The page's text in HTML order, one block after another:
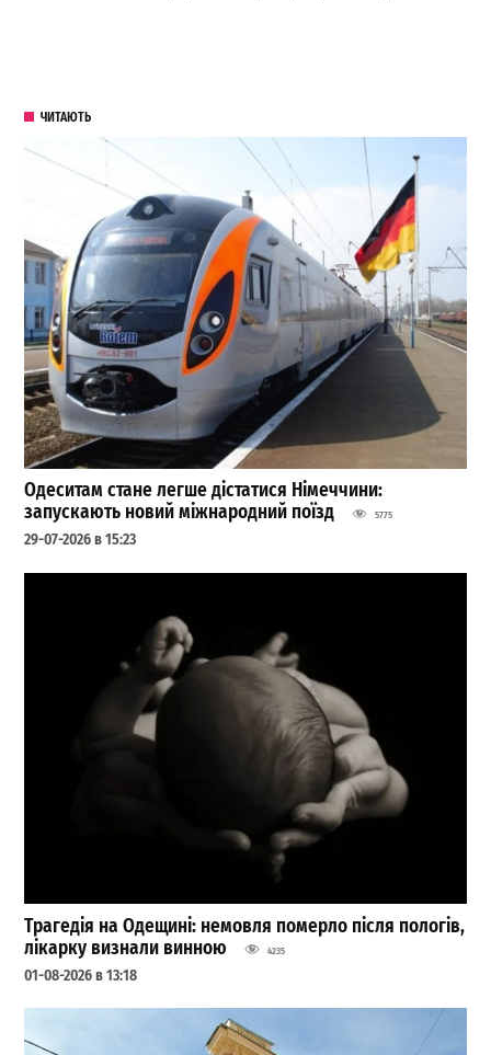
ЧИТАЮТЬ
Одеситам стане легше дістатися Німеччини:
запускають новий міжнародний поїзд
5775
29-07-2026 в 15:23
Трагедія на Одещині: немовля померло після пологів,
лікарку визнали винною
4235
01-08-2026 в 13:18